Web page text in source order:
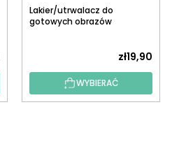
Lakier/utrwalacz do
gotowych obrazów
zł19,90
WYBIERAĆ